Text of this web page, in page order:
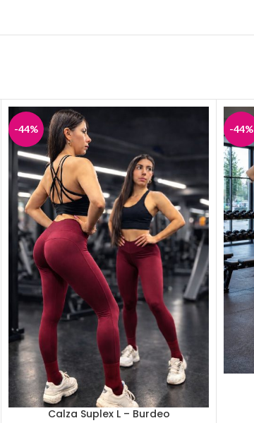
-44%
Calza Suplex L – Burdeo
-44%